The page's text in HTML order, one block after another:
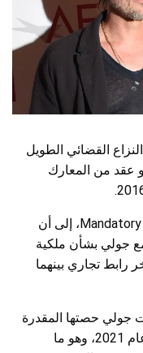
النزاع القضائي الطويل
عقد من المعارك
وأشارت تقارير إعلامية، من بينها موقع Mandatory، إلى أن
جولي بشأن ملكية
رابط تجاري بينهما
جولي حصتها المقدرة
بـ67 مليون دولار لرجل أعمال روسي عام 2021، وهو ما